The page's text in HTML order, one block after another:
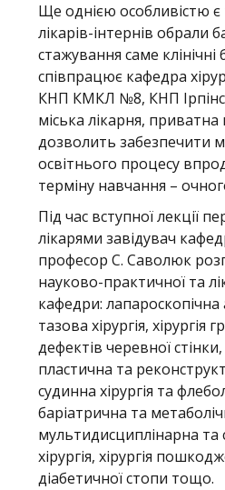
Ще однією особливістю
лікарів-інтернів обрали
стажування саме клінічні
співпрацює кафедра
КНП КМКЛ №8, КНП
міська лікарня, приватна
дозволить забезпечити
освітнього процесу
терміну навчання –
Під час вступної лекції
лікарями завідувач
професор С. Саволюк
науково-практичної та
кафедри:
тазова хірургія, хірургія
дефектів черевної
пластична та
судинна хірургія та
баріатрична та
мультидисциплінарна та
хірургія, хірургія
діабетичної стопи тощо.